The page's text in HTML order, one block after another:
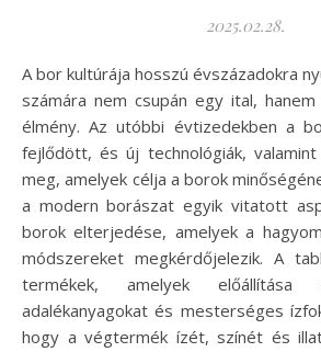
2025.02.28.
A bor kultúrája hosszú évszázadokra nyúlik vissza, és sokak
számára nem csupán egy ital,
élmény. Az utóbbi évtizedekben a
fejlődött, és új technológiák, valamint
meg, amelyek célja a borok
a modern borászat egyik vitatott
borok elterjedése, amelyek a
módszereket megkérdőjelezik. A
termékek, amelyek előállítása
adalékanyagokat és mesterséges
hogy a végtermék ízét, színét és